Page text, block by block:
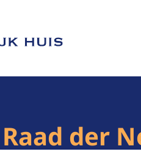
der